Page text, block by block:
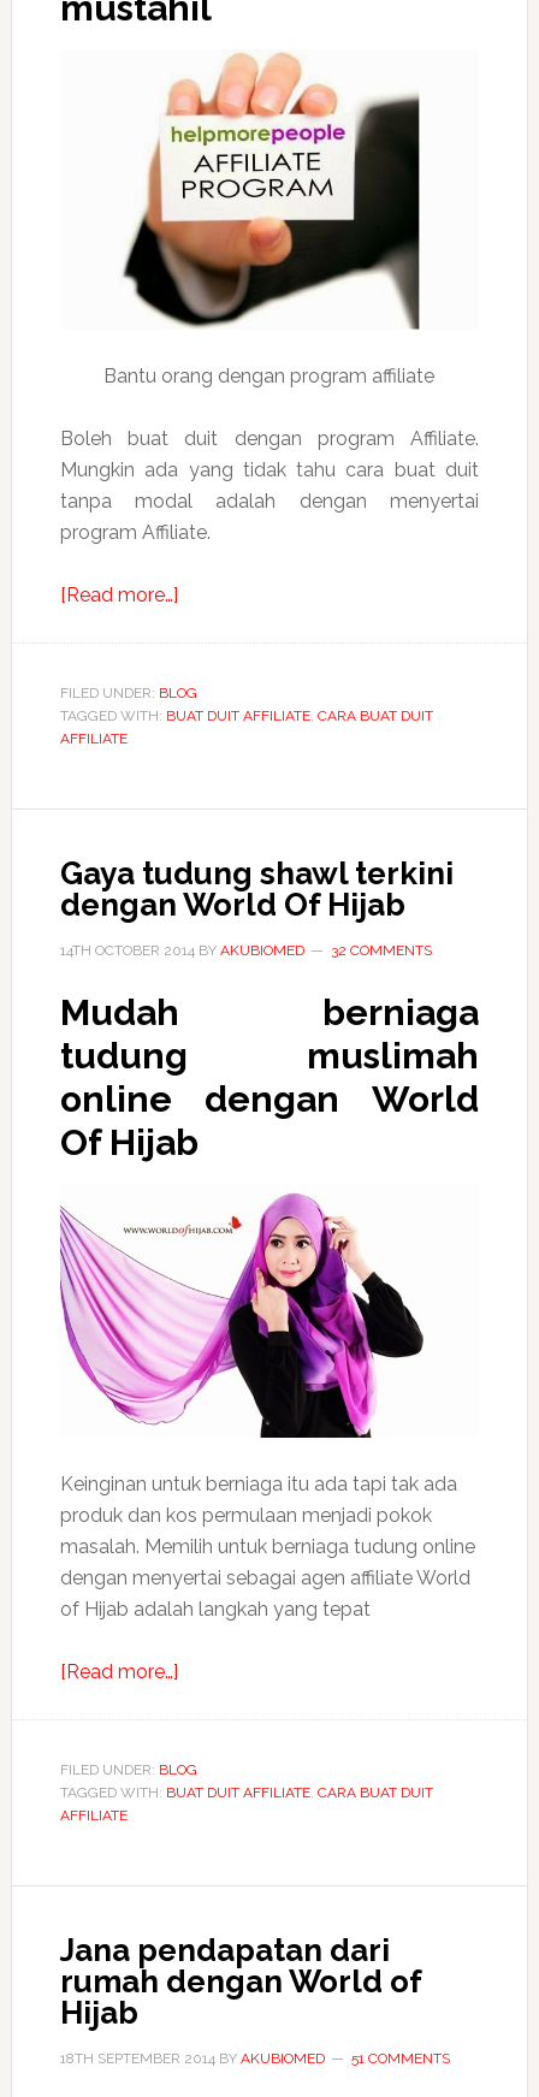
Bantu orang dengan program affiliate
Boleh buat duit dengan program Affiliate.
Mungkin ada yang tidak tahu cara buat duit
tanpa modal adalah dengan menyertai
program Affiliate.
[Read more…]about
dengan
program
FILED UNDER: BLOG
TAGGED WITH: BUAT DUIT AFFILIATE, CARA BUAT DUIT
AFFILIATE
Gaya tudung shawl terkini
dengan World Of Hijab
14TH OCTOBER 2014BY AKUBIOMED 32 COMMENTS
Mudah berniaga
tudung muslimah
online dengan World
Of Hijab
Keinginan untuk berniaga itu ada tapi tak ada
produk dan kos permulaan menjadi pokok
masalah. Memilih untuk berniaga tudung online
dengan menyertai sebagai agen affiliate World
of Hijab adalah langkah yang tepat
[Read more…]about
shawl
terkini
Of
FILED UNDER: BLOG
TAGGED WITH: BUAT DUIT AFFILIATE, CARA BUAT DUIT
AFFILIATE
Jana pendapatan dari
rumah dengan World of
Hijab
18TH SEPTEMBER 2014BY AKUBIOMED 51 COMMENTS